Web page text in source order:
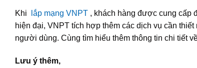
Khi lắp mạng VNPT , khách hàng được cung cấp
hiện đại, VNPT tích hợp thêm các dịch vụ cần
người dùng. Cùng tìm hiểu thêm thông tin chi tiết
Lưu ý thêm,